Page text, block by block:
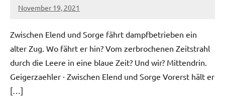
November 19, 2021
Ilja
Zwischen Elend und Sorge fährt dampfbetrieben ein
alter Zug. Wo fährt er hin? Vom zerbrochenen Zeitstrahl
durch die Leere in eine blaue Zeit? Und wir? Mittendrin.
Geigerzaehler · Zwischen Elend und Sorge Vorerst hält er
[…]